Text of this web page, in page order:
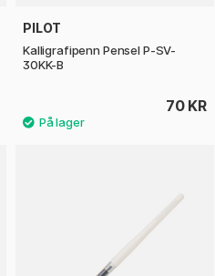
PILOT
Kalligrafipenn Pensel P-SV-
30KK-B
70 KR